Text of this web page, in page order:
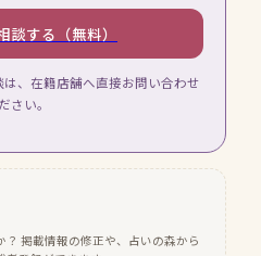
談する（無料）
、在籍店舗へ直接お問い合わせ
さい。
掲載情報の修正や、占いの森から